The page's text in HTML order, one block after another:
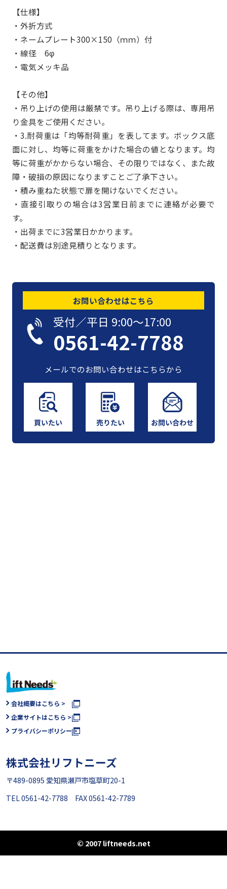
【仕様】
・外折方式
・ネームプレート300×150（ｍｍ）付
・線径 6φ
・電気メッキ品
【その他】
・吊り上げの使用は厳禁です。吊り上げる際は、専用吊
り金具をご使用ください。
・3.耐荷重は「均等耐荷重」を表してます。ボックス底
面に対し、均等に荷重をかけた場合の値となります。均
等に荷重がかからない場合、その限りではなく、また故
障・破損の原因になりますことご了承下さい。
・積み重ねた状態で扉を開けないでください。
・直接引取りの場合は3営業日前までに連絡が必要で
す。
・出荷までに3営業日かかります。
・配送費は別途見積りとなります。
お問い合わせはこちら
受付／平日 9:00〜17:00
0561-42-7788
メールでのお問い合わせはこちらから
会社概要はこちら >
企業サイトはこちら >
プライバシーポリシー >
株式会社リフトニーズ
〒489-0895 愛知県瀬戸市塩草町20-1
TEL 0561-42-7788 FAX 0561-42-7789
© 2007 liftneeds.net